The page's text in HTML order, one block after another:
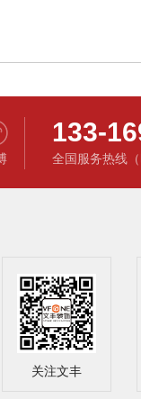
133-
全国服务热线（
关注文丰